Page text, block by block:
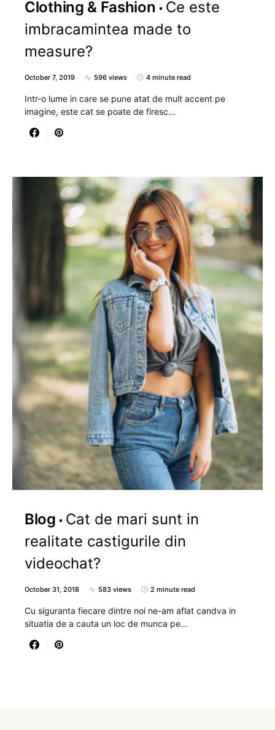
Clothing & Fashion
Ce este
imbracamintea made to
measure?
October 7, 2019 596 views 4 minute read
Intr-o lume in care se pune atat de mult accent pe
imagine, este cat se poate de firesc…
Blog
Cat de mari sunt in
realitate castigurile din
videochat?
October 31, 2018 583 views 2 minute read
Cu siguranta fiecare dintre noi ne-am aflat candva in
situatia de a cauta un loc de munca pe…